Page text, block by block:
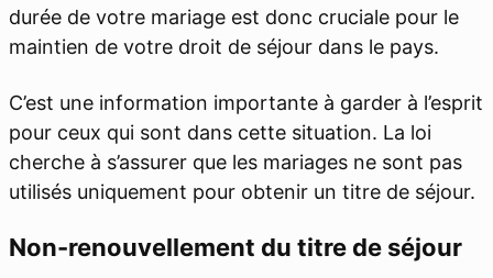
durée de votre mariage est donc cruciale pour le
maintien de votre droit de séjour dans le pays.
C’est une information importante à garder à l’esprit
pour ceux qui sont dans cette situation. La loi
cherche à s’assurer que les mariages ne sont pas
utilisés uniquement pour obtenir un titre de séjour.
Non-renouvellement du titre de séjour